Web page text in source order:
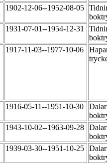
1902-12-06--1952-08-05
1931-07-01--1954-12-31
1917-11-03--1977-10-06
1916-05-11--1951-10-30
1943-10-02--1963-09-28
1939-03-30--1951-10-25